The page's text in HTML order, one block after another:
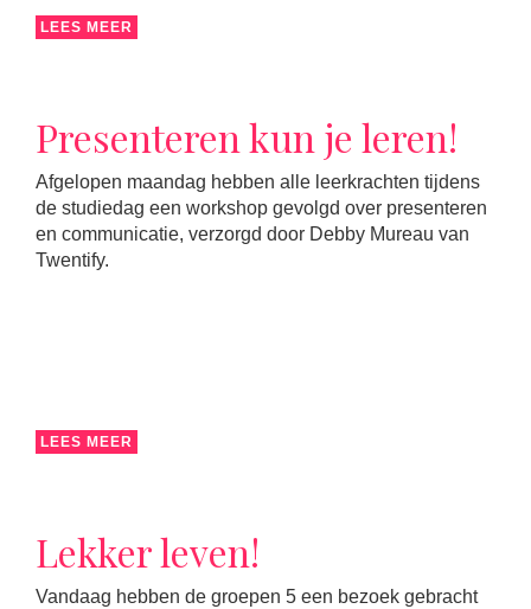
LEES MEER
Presenteren kun je leren!
Afgelopen maandag hebben alle leerkrachten tijdens
de studiedag een workshop gevolgd over presenteren
en communicatie, verzorgd door Debby Mureau van
Twentify.
LEES MEER
Lekker leven!
Vandaag hebben de groepen 5 een bezoek gebracht